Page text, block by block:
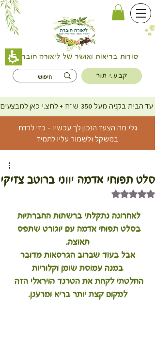
סודות בריאות ואושר של ליאורה חוברה
קבע.י תור
ש"ח + לחצ.י כאן למבצעים
גלי מה הצעד הנכון לך עכשיו - כדי לרדת
במשקל ולשמור עליו לתמיד
סלט תפוחי אדמה יווני ברוטב צזיקי
דירוג של NaN מתוך 5 כוכבים
לאחרונה נתקלתי ברשתות החברתיות
בסלט תפוחי אדמה עם יוגורט שתפס
תאוצה.
אבל בעוד שברוב הגרסאות מדובר
במנה עמוסת שומן וקלוריות
החלטתי לקחת את הטרנד הויראלי הזה
למקום קצת יותר בריא ומרענן.